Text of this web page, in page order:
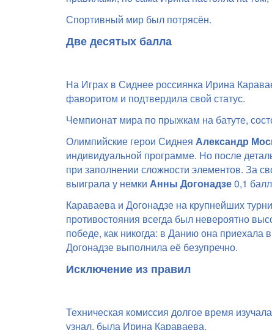
Спортивный мир был потрясён.
Две десятых балла
На Играх в Сиднее россиянка Ирина
фаворитом и подтвердила свой статус.
Чемпионат мира по прыжкам на батуте,
Олимпийские герои Сиднея Александр
индивидуальной программе. Но после
при заполнении сложности элементов. За
выиграла у немки Анны Догонадзе0,1
Караваева и Догонадзе на крупнейших
противостояния всегда был невероятно
победе, как никогда: в Данию она
Догонадзе выполнила её безупречно.
Исключение из правил
Техническая комиссия долгое время
узнал, была Ирина Караваева.